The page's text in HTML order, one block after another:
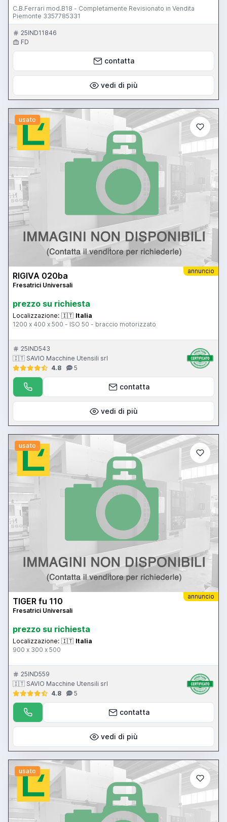
C.B.Ferrari mod.B18 - Completamente Revisionato in Vendita
Piemonte 3357785331
25IND11846
FD
contatta
vedi di più
usato
annuncio
RIGIVA 020ba
Fresatrici Universali
prezzo su richiesta
Localizzazione: 🇮🇹 Italia
1200 x 400 x 500 - ISO 50 - braccio motorizzato
25IND543
🇮🇹 SAVIO Macchine Utensili srl
4.8
5
contatta
vedi di più
usato
annuncio
TIGER fu 110
Fresatrici Universali
prezzo su richiesta
Localizzazione: 🇮🇹 Italia
900 x 300 x 500
25IND559
🇮🇹 SAVIO Macchine Utensili srl
4.8
5
contatta
vedi di più
usato